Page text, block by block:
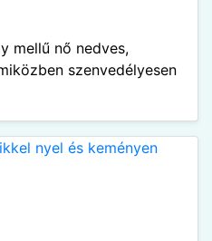
mellű nő nedves,
szenvedélyesen